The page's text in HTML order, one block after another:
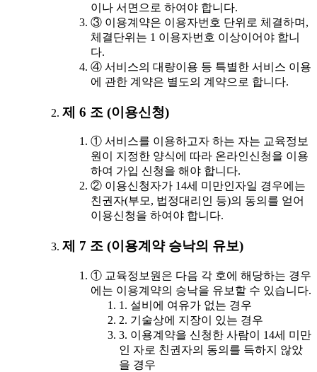
이나 서면으로 하여야 합니다.
③ 이용계약은 이용자번호 단위로 체결하며,
체결단위는 1 이용자번호 이상이어야 합니
다.
④ 서비스의 대량이용 등 특별한 서비스 이용
에 관한 계약은 별도의 계약으로 합니다.
제 6 조 (이용신청)
① 서비스를 이용하고자 하는 자는 교육정보
원이 지정한 양식에 따라 온라인신청을 이용
하여 가입 신청을 해야 합니다.
② 이용신청자가 14세 미만인자일 경우에는
친권자(부모, 법정대리인 등)의 동의를 얻어
이용신청을 하여야 합니다.
제 7 조 (이용계약 승낙의 유보)
① 교육정보원은 다음 각 호에 해당하는 경우
에는 이용계약의 승낙을 유보할 수 있습니다.
1. 설비에 여유가 없는 경우
2. 기술상에 지장이 있는 경우
3. 이용계약을 신청한 사람이 14세 미만
인 자로 친권자의 동의를 득하지 않았
을 경우